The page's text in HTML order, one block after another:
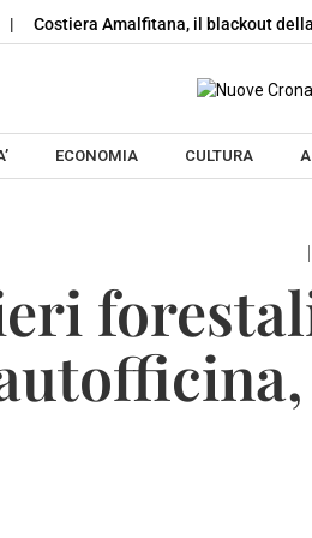
Amalfitana, il blackout della rete
Skip
ECONOMIA CULTURA